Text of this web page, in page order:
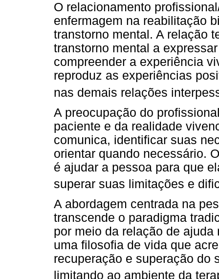
O relacionamento
enfermagem na reabilitação
transtorno mental. A relação
transtorno mental a
compreender a experiência
reproduz as experiências
nas demais relações
A preocupação do
paciente e da realidade
comunica, identificar suas
orientar quando necessário.
é ajudar a pessoa para que
superar suas limitações e
A abordagem centrada na
transcende o paradigma
por meio da relação de
uma filosofia de vida que
recuperação e superação do
limitando ao ambiente da